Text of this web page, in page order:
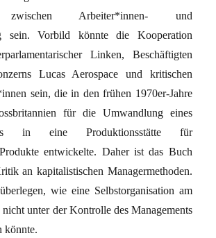
zwischen Arbeiter*innen- und
sein. Vorbild könnte die Kooperation
Linken, Beschäftigten
Lucas Aerospace und kritischen
sein, die in den frühen 1970er-Jahre
für die Umwandlung eines
in eine Produktionsstätte für
entwickelte. Daher ist das Buch
an kapitalistischen Managermethoden.
wie eine Selbstorganisation am
unter der Kontrolle des Managements
könnte.